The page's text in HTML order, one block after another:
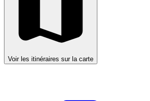
Voir les itinéraires sur la carte